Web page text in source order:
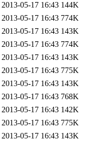
2013-05-17 16:43 144K
2013-05-17 16:43 774K
2013-05-17 16:43 143K
2013-05-17 16:43 774K
2013-05-17 16:43 143K
2013-05-17 16:43 775K
2013-05-17 16:43 143K
2013-05-17 16:43 768K
2013-05-17 16:43 142K
2013-05-17 16:43 775K
2013-05-17 16:43 143K